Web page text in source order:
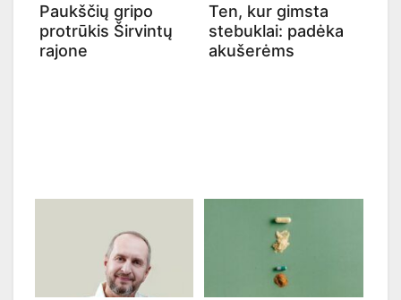
Paukščių gripo
protrūkis Širvintų
rajone
Ten, kur gimsta
stebuklai: padėka
akušerėms